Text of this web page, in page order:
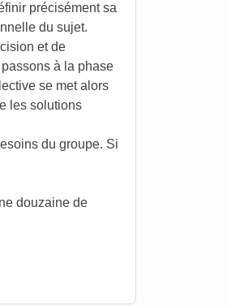
précisément sa
du sujet.
et de
à la phase
se met alors
les solutions
du groupe. Si
douzaine de